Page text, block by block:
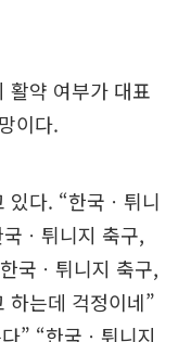
활약 여부가 대표
이다.
있다. “한국ㆍ튀니
ㆍ튀니지 축구,
국ㆍ튀니지 축구,
하는데 걱정이네”
” “한국ㆍ튀니지